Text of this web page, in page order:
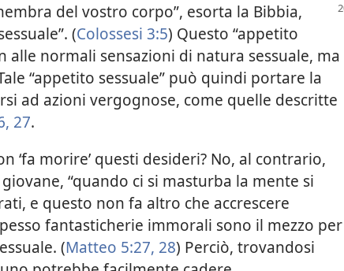
del vostro corpo”, esorta la Bibbia,
(Colossesi 3:5) Questo “appetito
alle normali sensazioni di natura sessuale, ma
“appetito sessuale” può quindi portare la
ad azioni vergognose, come quelle descritte
27.
‘fa morire’ questi desideri? No, al contrario,
“quando ci si masturba la mente si
e questo non fa altro che accrescere
fantasticherie immorali sono il mezzo per
(Matteo 5:27, 28) Perciò, trovandosi